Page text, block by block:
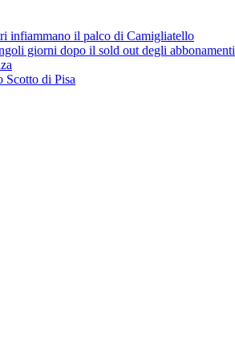
infiammano il palco di Camigliatello
giorni dopo il sold out degli abbonamenti
Scotto di Pisa